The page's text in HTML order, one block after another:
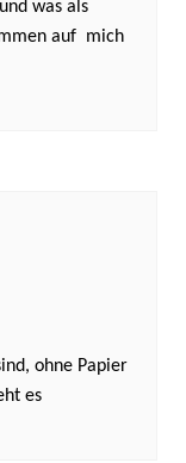
was als
auf mich
ohne Papier
es